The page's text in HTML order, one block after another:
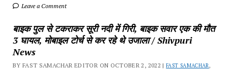
Leave a Comment
बाइक पुल से टकराकर सूरी नदी में गिरी, बाइक सवार एक की मौत
3 घायल, मोबाइल टोर्च से कर रहे थे उजाला / Shivpuri
News
BY FAST SAMACHAR EDITOR ON OCTOBER 2, 2022 |FAST SAMACHAR ,